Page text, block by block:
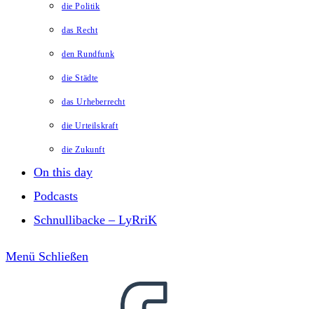
die Politik
das Recht
den Rundfunk
die Städte
das Urheberrecht
die Urteilskraft
die Zukunft
On this day
Podcasts
Schnullibacke – LyRriK
Menü Schließen